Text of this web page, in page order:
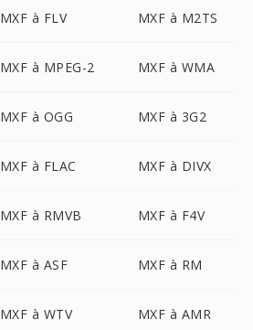
MXF à FLV MXF à M2TS
MXF à MPEG-2 MXF à WMA
MXF à OGG MXF à 3G2
MXF à FLAC MXF à DIVX
MXF à RMVB MXF à F4V
MXF à ASF MXF à RM
MXF à WTV MXF à AMR